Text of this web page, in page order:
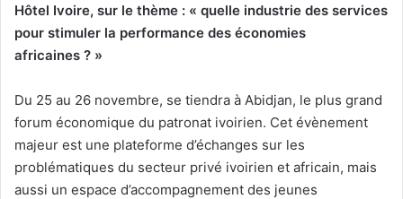
Hôtel Ivoire, sur le thème : « quelle industrie des services
pour stimuler la performance des économies
africaines ? »
Du 25 au 26 novembre, se tiendra à Abidjan, le plus grand
forum économique du patronat ivoirien. Cet évènement
majeur est une plateforme d’échanges sur les
problématiques du secteur privé ivoirien et africain, mais
aussi un espace d’accompagnement des jeunes